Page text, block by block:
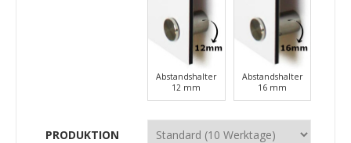
Abstandshalter
12 mm
Abstandshalter
16 mm
PRODUKTION